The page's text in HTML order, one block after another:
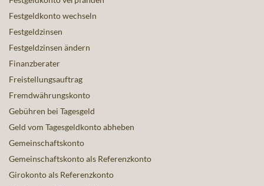
Festgeldkonto wechseln
Festgeldzinsen
Festgeldzinsen ändern
Finanzberater
Freistellungsauftrag
Fremdwährungskonto
Gebühren bei Tagesgeld
Geld vom Tagesgeldkonto abheben
Gemeinschaftskonto
Gemeinschaftskonto als Referenzkonto
Girokonto als Referenzkonto